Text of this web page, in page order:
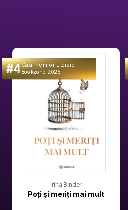
#4Gala Premilor Literare
Bookzone 2025
Irina Binder
Poți și meriți mai mult